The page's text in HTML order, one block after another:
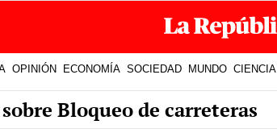
OPINIÓN ECONOMÍA SOCIEDAD MUNDO CIENCIA
Bloqueo de carreteras